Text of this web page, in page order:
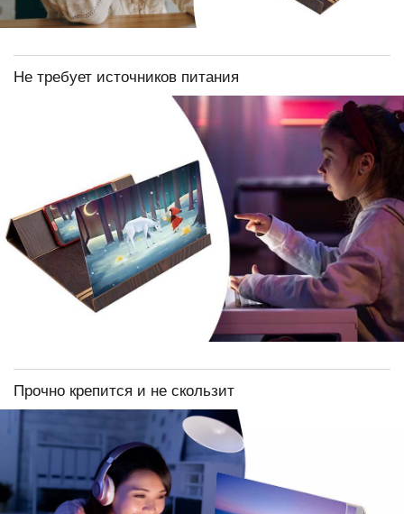
Не требует источников питания
Прочно крепится и не скользит